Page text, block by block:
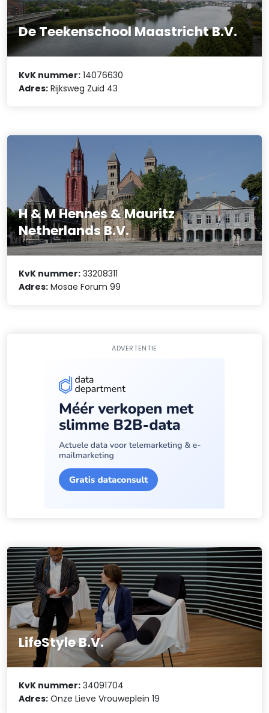
De Teekenschool Maastricht B.V.
KvK nummer: 14076630
Adres: Rijksweg Zuid 43
H & M Hennes & Mauritz
Netherlands B.V.
KvK nummer: 33208311
Adres: Mosae Forum 99
ADVERTENTIE
LifeStyle B.V.
KvK nummer: 34091704
Adres: Onze Lieve Vrouweplein 19